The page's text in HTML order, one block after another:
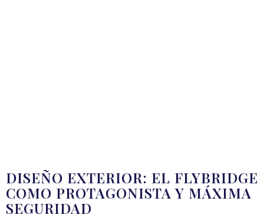
DISEÑO EXTERIOR: EL FLYBRIDGE
COMO PROTAGONISTA Y MÁXIMA
SEGURIDAD